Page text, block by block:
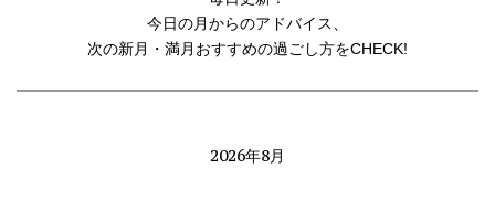
今日の月からのアドバイス、
次の新月・満月おすすめの過ごし方をCHECK!
2026年8月